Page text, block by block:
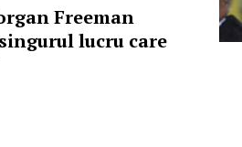
Freeman
lucru care